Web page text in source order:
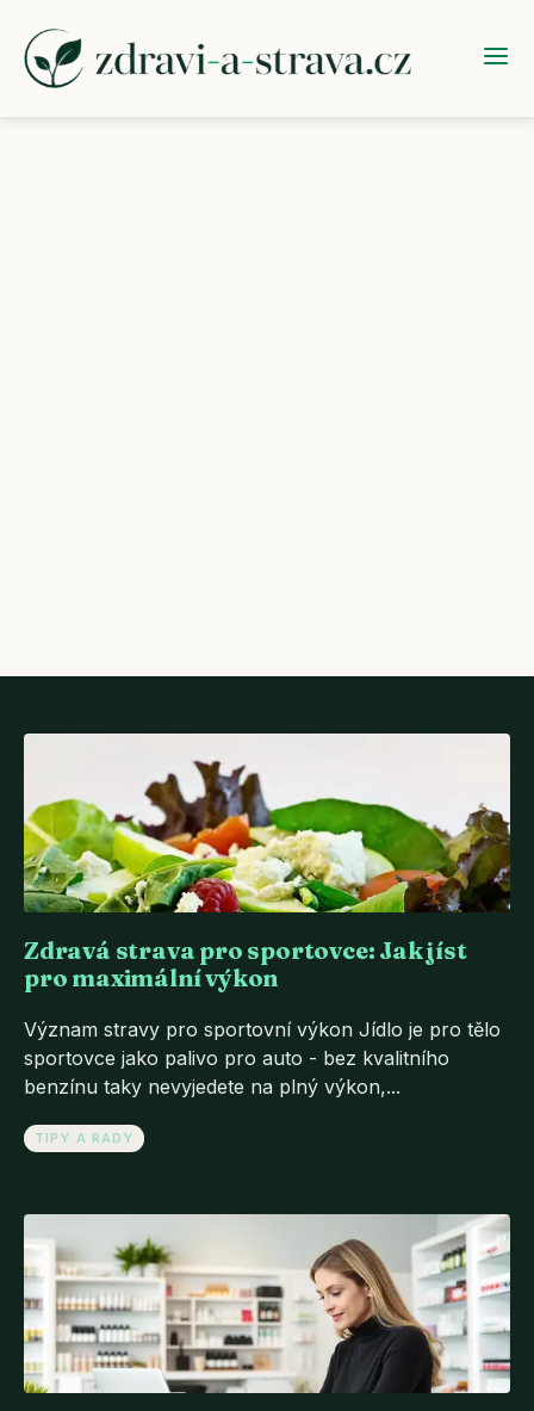
Zdravá strava pro sportovce: Jak jíst
pro maximální výkon
Význam stravy pro sportovní výkon Jídlo je pro tělo
sportovce jako palivo pro auto - bez kvalitního
benzínu taky nevyjedete na plný výkon,...
TIPY A RADY